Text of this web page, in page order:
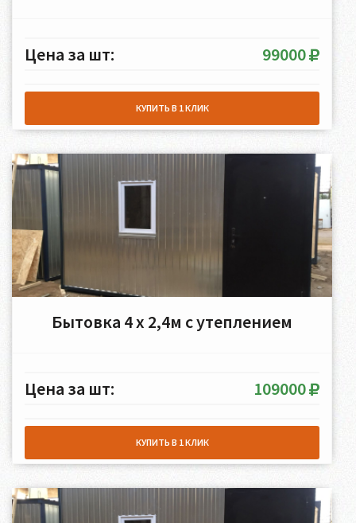
Цена за шт: 99000
КУПИТЬ В 1 КЛИК
Бытовка 4 х 2,4м с утеплением
Цена за шт: 109000
КУПИТЬ В 1 КЛИК